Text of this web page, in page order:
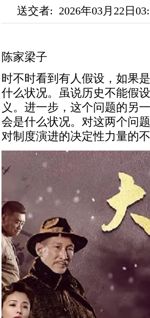
送交者: 2026年03月22日
陈家梁子
时不时看到有人假设，如果
什么状况。虽说历史不能假
义。进一步，这个问题的另
会是什么状况。对这两个问
对制度演进的决定性力量的不